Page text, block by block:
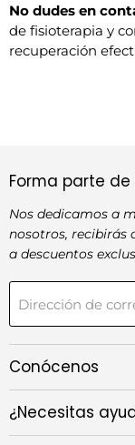
No dudes en
de fisioterapia y
recuperación
Forma parte de
Nos dedicamos a
nosotros, recibirás
a descuentos
Dirección de
Conócenos
¿Necesitas